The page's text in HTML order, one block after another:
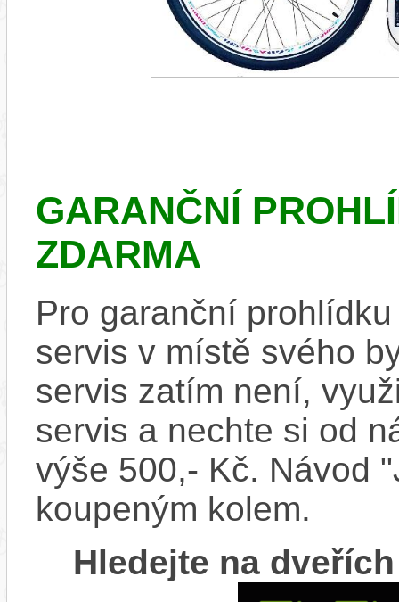
GARANČNÍ
ZDARMA
Pro garanční
servis v místě svého
servis zatím není,
servis a nechte si od
výše 500,- Kč. Návod
koupeným kolem.
Hledejte na